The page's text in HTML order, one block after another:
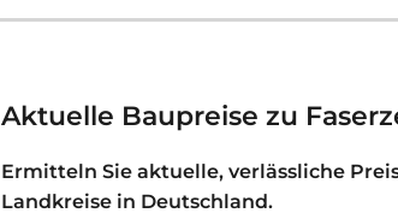
Aktuelle Baupreise zu
Ermitteln Sie aktuelle, verlässliche
Landkreise in Deutschland.